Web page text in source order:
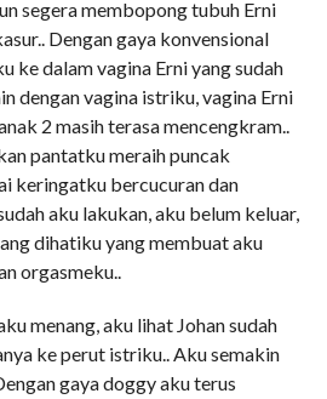
segera membopong tubuh Erni
Dengan gaya konvensional
ke dalam vagina Erni yang sudah
dengan vagina istriku, vagina Erni
2 masih terasa mencengkram..
pantatku meraih puncak
keringatku bercucuran dan
aku lakukan, aku belum keluar,
dihatiku yang membuat aku
orgasmeku..
menang, aku lihat Johan sudah
ke perut istriku.. Aku semakin
gaya doggy aku terus